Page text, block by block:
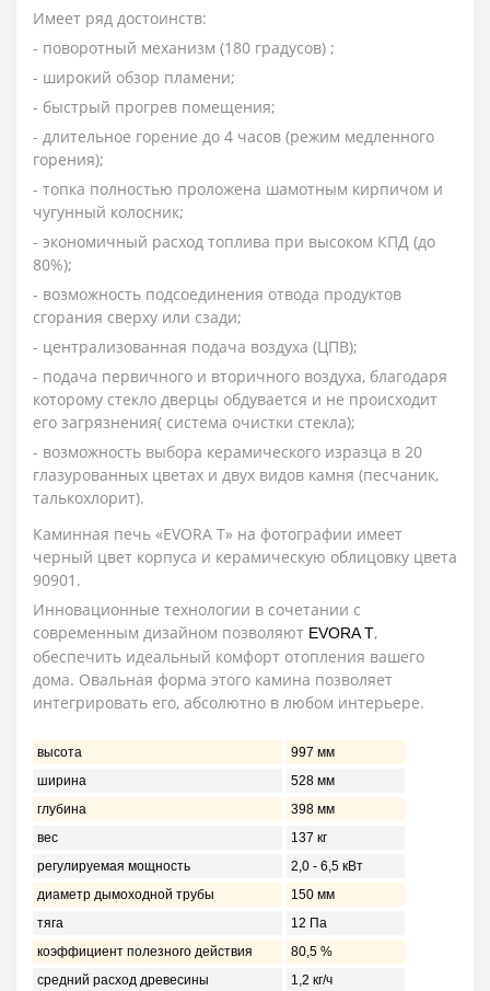
Имеет ряд достоинств:
- поворотный механизм (180 градусов) ;
- широкий обзор пламени;
- быстрый прогрев помещения;
- длительное горение до 4 часов (режим медленного
горения);
- топка полностью проложена шамотным кирпичом и
чугунный колосник;
- экономичный расход топлива при высоком КПД (до
80%);
- возможность подсоединения отвода продуктов
сгорания сверху или сзади;
- централизованная подача воздуха (ЦПВ);
- подача первичного и вторичного воздуха, благодаря
которому стекло дверцы обдувается и не происходит
его загрязнения( система очистки стекла);
- возможность выбора керамического изразца в 20
глазурованных цветах и двух видов камня (песчаник,
талькохлорит).
Каминная печь «ЕVORA T» на фотографии имеет
черный цвет корпуса и керамическую облицовку цвета
90901.
Инновационные технологии в сочетании с
современным дизайном позволяют ЕVORA T,
обеспечить идеальный комфорт отопления вашего
дома. Овальная форма этого камина позволяет
интегрировать его, абсолютно в любом интерьере.
высота
997 мм
ширина
528 мм
глубина
398 мм
вес
137 кг
регулируемая мощность
2,0 - 6,5 кВт
диаметр дымоходной трубы
150 мм
тяга
12 Пa
коэффициент полезного действия
80,5 %
средний расход древесины
1,2 кг/ч